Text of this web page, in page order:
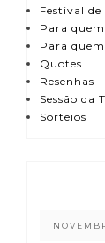
Festival de
Para quem
Para quem
Quotes
Resenhas
Sessão da
Sorteios